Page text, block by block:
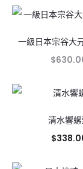
一級日本宗谷大
$
清水響
$